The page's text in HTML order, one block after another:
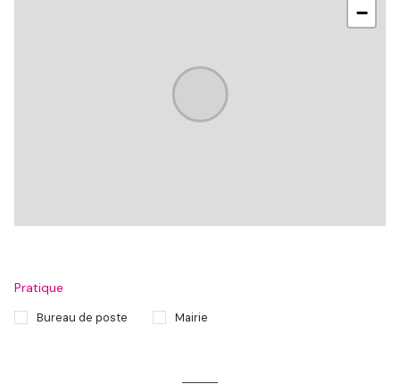
−
Pratique
Bureau de poste Mairie